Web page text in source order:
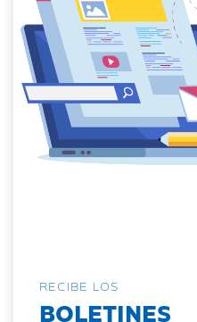
RECIBE LOS
BOLETINES